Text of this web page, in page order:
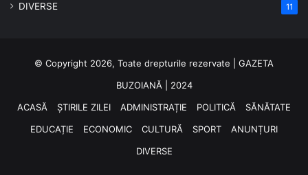
DIVERSE 11
© Copyright 2026, Toate drepturile rezervate | GAZETA
BUZOIANĂ | 2024
ACASĂ
ȘTIRILE ZILEI ADMINISTRAȚIE POLITICĂ
SĂNĂTATE
EDUCAȚIE
ECONOMIC CULTURĂ SPORT
ANUNȚURI
DIVERSE